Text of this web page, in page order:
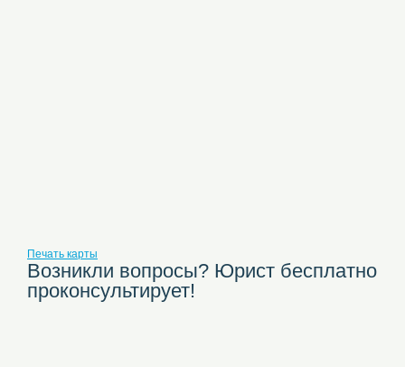
Печать карты
Возникли вопросы? Юрист бесплатно
проконсультирует!